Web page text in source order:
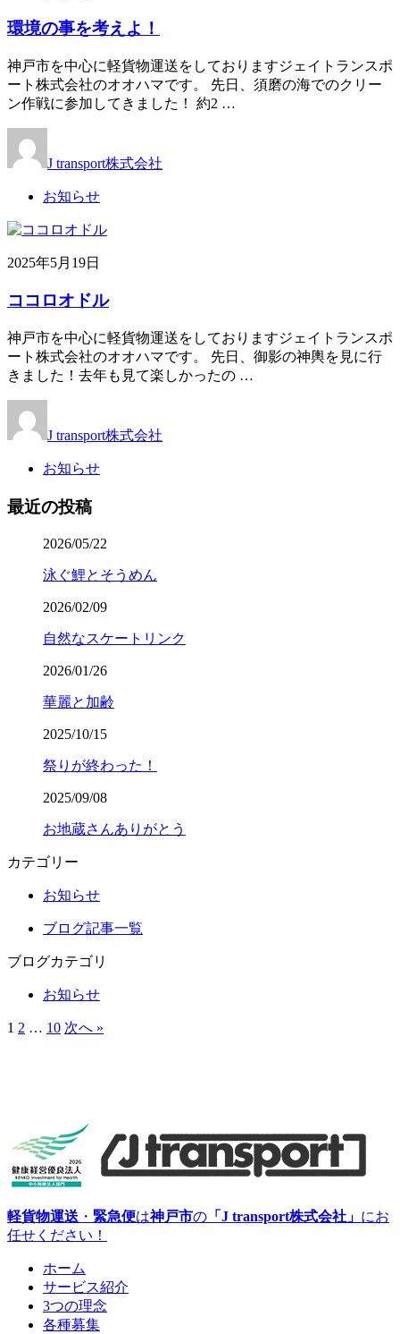
環境の事を考えよ！
神戸市を中心に軽貨物運送をしておりますジェイトランスポ
ート株式会社のオオハマです。 先日、須磨の海でのクリー
ン作戦に参加してきました！ 約2 …
J transport株式会社
お知らせ
2025年5月19日
ココロオドル
神戸市を中心に軽貨物運送をしておりますジェイトランスポ
ート株式会社のオオハマです。 先日、御影の神輿を見に行
きました！去年も見て楽しかったの …
J transport株式会社
お知らせ
最近の投稿
2026/05/22
泳ぐ鯉とそうめん
2026/02/09
自然なスケートリンク
2026/01/26
華麗と加齢
2025/10/15
祭りが終わった！
2025/09/08
お地蔵さんありがとう
カテゴリー
お知らせ
ブログ記事一覧
ブログカテゴリ
お知らせ
1 2 … 10 次へ »
軽貨物運送 ・ 緊急便は神戸市の 「J transport株式会社」 にお
任せください！
ホーム
サービス紹介
3つの理念
各種募集